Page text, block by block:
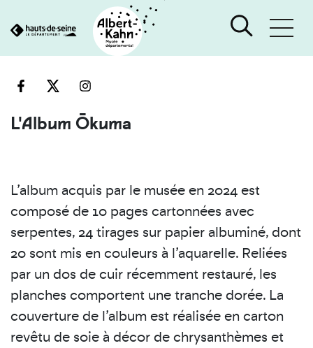
au
L'Album Ōkuma
L’album acquis par le musée en 2024 est
composé de 10 pages cartonnées avec
serpentes, 24 tirages sur papier albuminé, dont
20 sont mis en couleurs à l’aquarelle. Reliées
par un dos de cuir récemment restauré, les
planches comportent une tranche dorée. La
couverture de l’album est réalisée en carton
revêtu de soie à décor de chrysanthèmes et
Cookies et traceurs utilisés sur ce site